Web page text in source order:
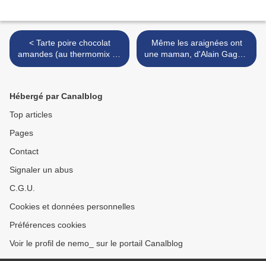
< Tarte poire chocolat
amandes (au thermomix ou
sans)
Même les araignées ont
une maman, d'Alain Gagnol
>
Hébergé par Canalblog
Top articles
Pages
Contact
Signaler un abus
C.G.U.
Cookies et données personnelles
Préférences cookies
Voir le profil de nemo_ sur le portail Canalblog